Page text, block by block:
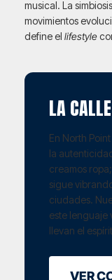
musical. La
movimientos
define el lifestyle
LA
En North
la
creamos
sigue
ciudades.
este lenguaje
llevan el
VER